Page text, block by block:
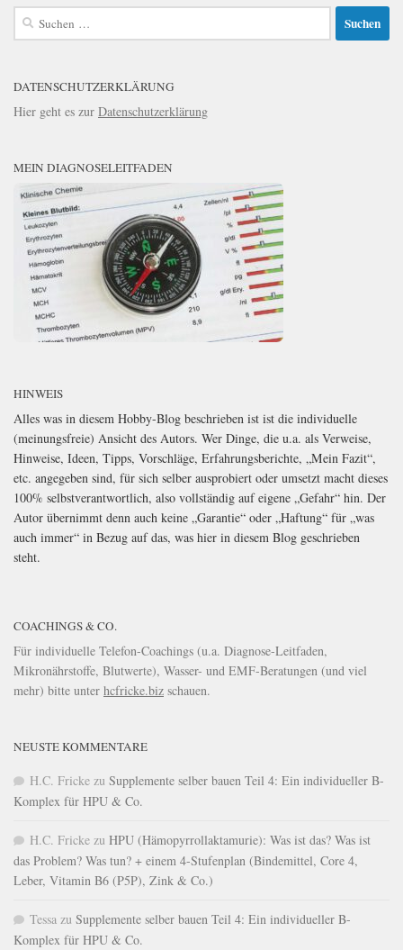
Suchen
nach:
DATENSCHUTZERKLÄRUNG
Hier geht es zur Datenschutzerklärung
MEIN DIAGNOSELEITFADEN
HINWEIS
Alles was in diesem Hobby-Blog beschrieben ist ist die individuelle
(meinungsfreie) Ansicht des Autors. Wer Dinge, die u.a. als Verweise,
Hinweise, Ideen, Tipps, Vorschläge, Erfahrungsberichte, „Mein Fazit“,
etc. angegeben sind, für sich selber ausprobiert oder umsetzt macht dieses
100% selbstverantwortlich, also vollständig auf eigene „Gefahr“ hin. Der
Autor übernimmt denn auch keine „Garantie“ oder „Haftung“ für „was
auch immer“ in Bezug auf das, was hier in diesem Blog geschrieben
steht.
COACHINGS & CO.
Für individuelle Telefon-Coachings (u.a. Diagnose-Leitfaden,
Mikronährstoffe, Blutwerte), Wasser- und EMF-Beratungen (und viel
mehr) bitte unter hcfricke.biz schauen.
NEUSTE KOMMENTARE
H.C. Fricke zu Supplemente selber bauen Teil 4: Ein individueller B-
Komplex für HPU & Co.
H.C. Fricke zu HPU (Hämopyrrollaktamurie): Was ist das? Was ist
das Problem? Was tun? + einem 4-Stufenplan (Bindemittel, Core 4,
Leber, Vitamin B6 (P5P), Zink & Co.)
Tessa zu Supplemente selber bauen Teil 4: Ein individueller B-
Komplex für HPU & Co.